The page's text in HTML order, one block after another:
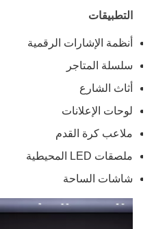
التطبيقات
أنظمة الإشارات الرقمية
سلسلة المتاجر
أثاث الشارع
لوحات الإعلانات
ملاعب كرة القدم
ملصقات LED المحيطية
شاشات الساحة